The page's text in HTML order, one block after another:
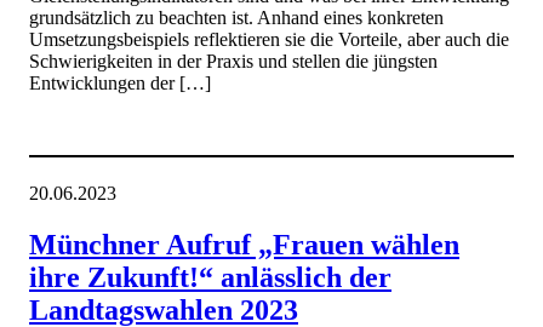
grundsätzlich zu beachten ist. Anhand eines konkreten
Umsetzungsbeispiels reflektieren sie die Vorteile, aber auch die
Schwierigkeiten in der Praxis und stellen die jüngsten
Entwicklungen der […]
20.06.2023
Münchner Aufruf „Frauen wählen
ihre Zukunft!“ anlässlich der
Landtagswahlen 2023